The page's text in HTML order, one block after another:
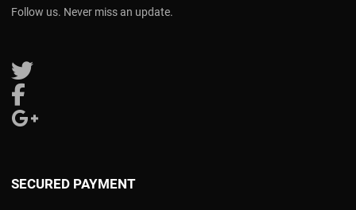
Follow us. Never miss an update.
Follow us on Twitter
SECURED PAYMENT